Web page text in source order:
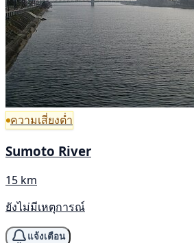
ความเสี่ยงต่ำ
Sumoto River
15 km
ยังไม่มีเหตุการณ์
แจ้งเตือน